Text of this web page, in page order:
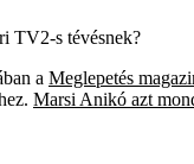
TV2-s tévésnek?
a Meglepetés
Marsi Anikó azt